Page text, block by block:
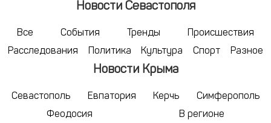
Новости Севастополя
Все События Тренды
Происшествия
Расследования
Политика Культура Спорт Разное
Новости Крыма
Севастополь Евпатория Керчь
Симферополь
Феодосия
В регионе